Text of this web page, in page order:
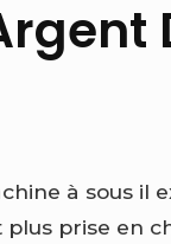
à sous il
plus prise en